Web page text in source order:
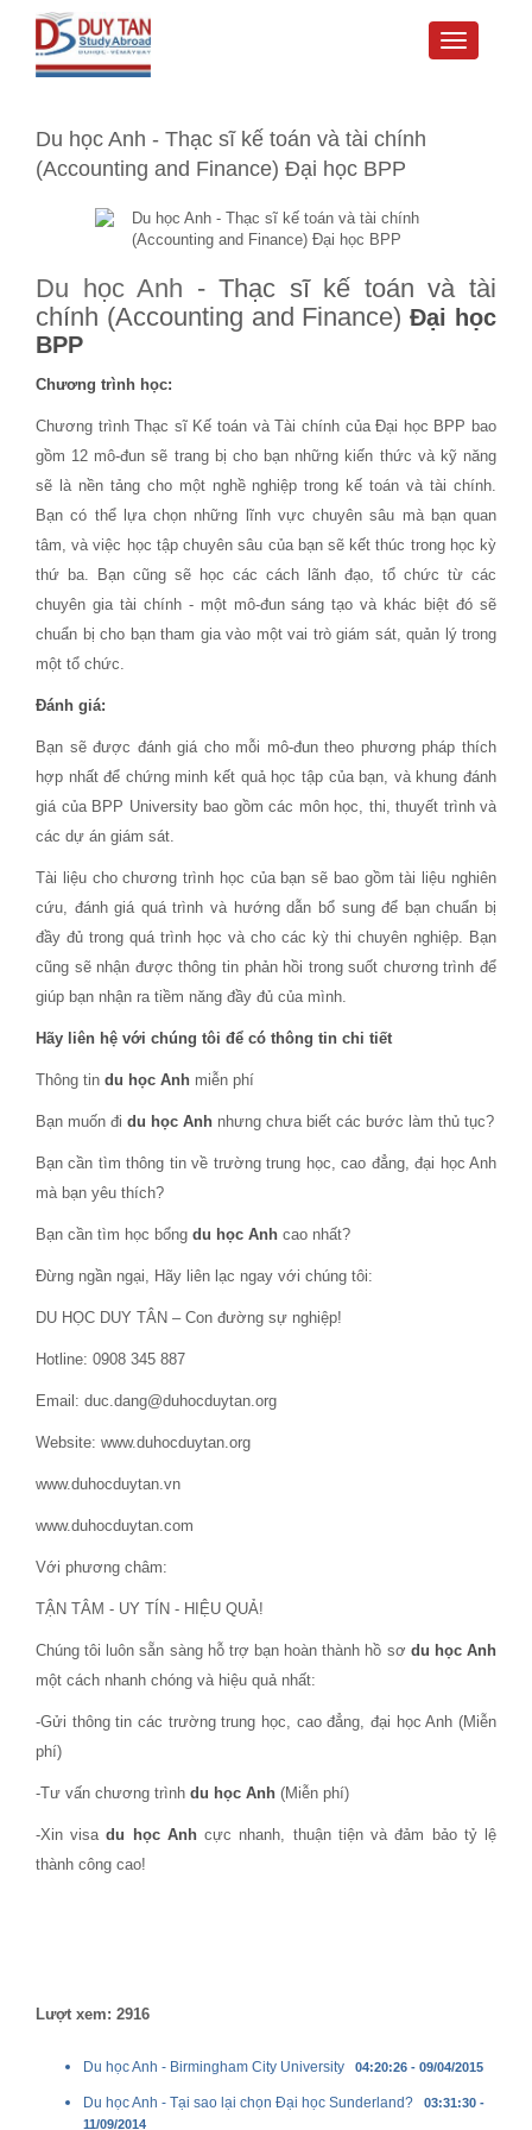
Toggle
Du học Anh - Thạc sĩ kế toán và tài chính
(Accounting and Finance) Đại học BPP
Du học Anh - Thạc sĩ kế toán và tài
chính (Accounting and Finance) Đại học
BPP
Chương trình học:
Chương trình Thạc sĩ Kế toán và Tài chính của Đại học BPP bao
gồm 12 mô-đun sẽ trang bị cho bạn những kiến ​​thức và kỹ năng
sẽ là nền tảng cho một nghề nghiệp trong kế toán và tài chính.
Bạn có thể lựa chọn những lĩnh vực chuyên sâu mà bạn quan
tâm, và việc học tập chuyên sâu của bạn sẽ kết thúc trong học kỳ
thứ ba. Bạn cũng sẽ học các cách lãnh đạo, tổ chức từ các
chuyên gia tài chính - một mô-đun sáng tạo và khác biệt đó sẽ
chuẩn bị cho bạn tham gia vào một vai trò giám sát, quản lý trong
một tổ chức.
Đánh giá:
Bạn sẽ được đánh giá cho mỗi mô-đun theo phương pháp thích
hợp nhất để chứng minh kết quả học tập của bạn, và khung đánh
giá của BPP University bao gồm các môn học, thi, thuyết trình và
các dự án giám sát.
Tài liệu cho chương trình học của bạn sẽ bao gồm tài liệu nghiên
cứu, đánh giá quá trình và hướng dẫn bổ sung để bạn chuẩn bị
đầy đủ trong quá trình học và cho các kỳ thi chuyên nghiệp. Bạn
cũng sẽ nhận được thông tin phản hồi trong suốt chương trình để
giúp bạn nhận ra tiềm năng đầy đủ của mình.
Hãy liên hệ với chúng tôi để có thông tin chi tiết
Thông tin du học Anh miễn phí
Bạn muốn đi du học Anh nhưng chưa biết các bước làm thủ tục?
Bạn cần tìm thông tin về trường trung học, cao đẳng, đại học Anh
mà bạn yêu thích?
Bạn cần tìm học bổng du học Anh cao nhất?
Đừng ngần ngại, Hãy liên lạc ngay với chúng tôi:
DU HỌC DUY TÂN – Con đường sự nghiệp!
Hotline: 0908 345 887
Email: duc.dang@duhocduytan.org
Website: www.duhocduytan.org
www.duhocduytan.vn
www.duhocduytan.com
Với phương châm:
TẬN TÂM - UY TÍN - HIỆU QUẢ!
Chúng tôi luôn sẵn sàng hỗ trợ bạn hoàn thành hồ sơ du học Anh
một cách nhanh chóng và hiệu quả nhất:
-Gửi thông tin các trường trung học, cao đẳng, đại học Anh (Miễn
phí)
-Tư vấn chương trình du học Anh (Miễn phí)
-Xin visadu học Anhcực nhanh, thuận tiện và đảm bảo tỷ lệ
thành công cao!
Lượt xem: 2916
Du học Anh - Birmingham City University 04:20:26 - 09/04/2015
Du học Anh - Tại sao lại chọn Đại học Sunderland? 03:31:30 -
11/09/2014